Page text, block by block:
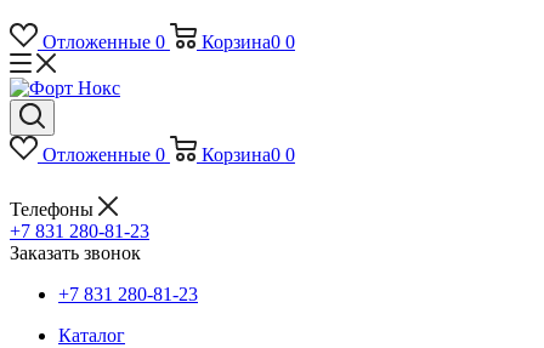
Отложенные 0 Корзина0 0
Отложенные 0 Корзина0 0
Телефоны
+7 831 280-81-23
Заказать звонок
+7 831 280-81-23
Каталог